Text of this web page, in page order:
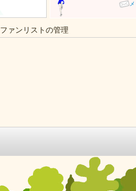
ファンリストの管理